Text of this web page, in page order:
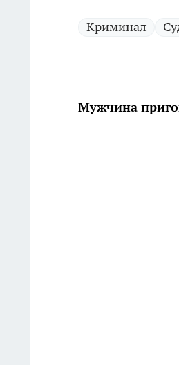
Криминал
Мужчина